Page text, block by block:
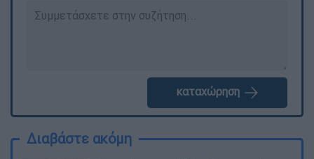
καταχώρηση
Διαβάστε ακόμη